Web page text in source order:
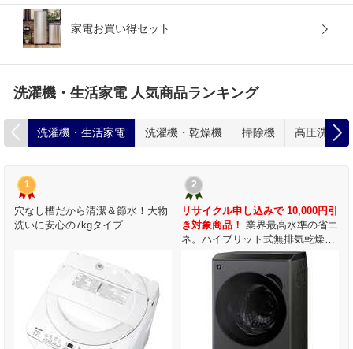
家電お買い得セット
洗濯機・生活家電 人気商品ランキング
洗濯機・生活家電 洗濯機・乾燥機 掃除機 高圧洗浄機
1
穴なし槽だから清潔＆節水！大物
洗いに安心の7kgタイプ
2
リサイクル申し込みで 10,000円引
き対象商品！ 業界最高水準の省エ
ネ。ハイブリット式無排気乾燥ド
ラム式洗濯機。上質な乾燥と省エ
ネの両方を実現。洗剤投入＆お掃
除も自動。